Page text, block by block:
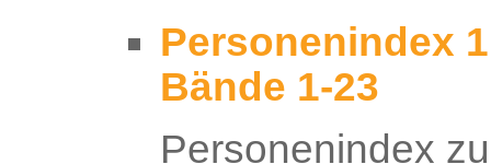
Personenindex
Bände 1-23
Personenindex